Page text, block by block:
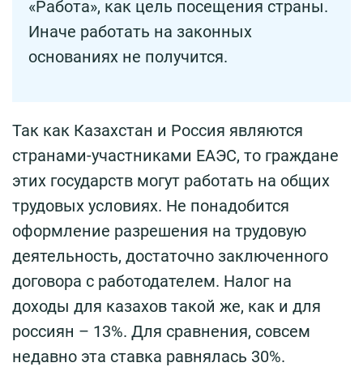
«Работа», как цель посещения страны.
Иначе работать на законных
основаниях не получится.
Так как Казахстан и Россия являются
странами-участниками ЕАЭС, то граждане
этих государств могут работать на общих
трудовых условиях. Не понадобится
оформление разрешения на трудовую
деятельность, достаточно заключенного
договора с работодателем. Налог на
доходы для казахов такой же, как и для
россиян – 13%. Для сравнения, совсем
недавно эта ставка равнялась 30%.